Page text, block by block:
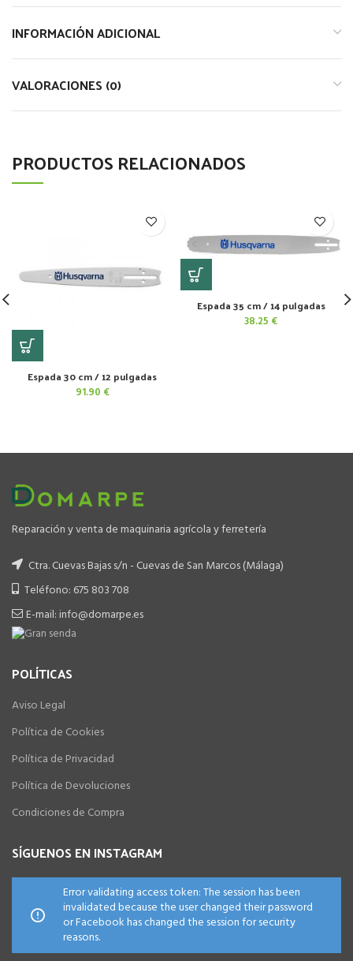
INFORMACIÓN ADICIONAL
VALORACIONES (0)
PRODUCTOS RELACIONADOS
Espada 30 cm / 12 pulgadas
91.90 €
Espada 35 cm / 14 pulgadas
38.25 €
Reparación y venta de maquinaria agrícola y ferretería
Ctra. Cuevas Bajas s/n - Cuevas de San Marcos (Málaga)
Teléfono: 675 803 708
E-mail: info@domarpe.es
POLÍTICAS
Aviso Legal
Política de Cookies
Política de Privacidad
Política de Devoluciones
Condiciones de Compra
SÍGUENOS EN INSTAGRAM
Error validating access token: The session has been
invalidated because the user changed their password
or Facebook has changed the session for security
reasons.